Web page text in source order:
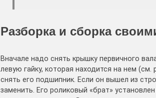
Разборка и сборка
Вначале надо снять крышку первичного
левую гайку, которая находится на нем (см.
снять его подшипник. Если он вышел из
заменить. Его роликовый «брат»